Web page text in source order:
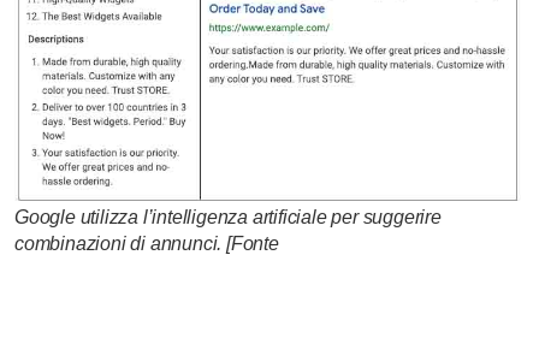
Google utilizza l’intelligenza artificiale per suggerire
combinazioni di annunci. [Fonte